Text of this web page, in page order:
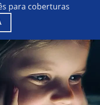
para coberturas